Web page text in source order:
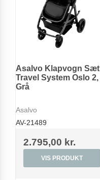
Asalvo Klapvogn Sæt
Travel System Oslo 2,
Grå
Asalvo
AV-21489
2.795,00 kr.
VIS PRODUKT